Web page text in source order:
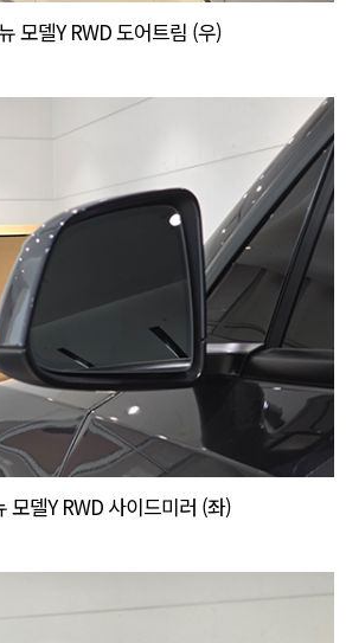
모델Y RWD 도어트림 (우)
모델Y RWD 사이드미러 (좌)